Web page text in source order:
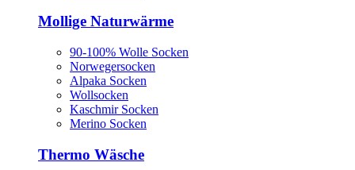
Mollige Naturwärme
90-100% Wolle Socken
Norwegersocken
Alpaka Socken
Wollsocken
Kaschmir Socken
Merino Socken
Thermo Wäsche